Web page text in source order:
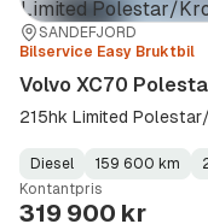
Sted:
SANDEFJORD
Forhandler:
Bilservice Easy Bruktbil
Volvo XC70
215hk Limited
Fuel
Type:
Diesel
Kilometerstand :
159 600 km
Model
Year:
Gearbox
Type:
Kontantpris
319 900 kr